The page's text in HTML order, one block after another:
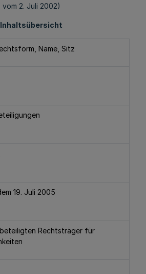
vom 2. Juli 2002)
Inhaltsübersicht
Name, Sitz
19. Juli 2005
Rechtsträger für